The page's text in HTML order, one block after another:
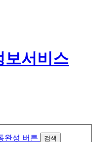
검색